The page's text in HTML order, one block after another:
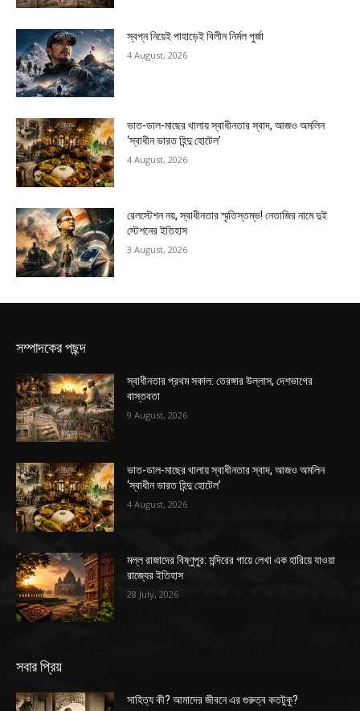
স্বপ্ন নিয়েই পাহাড়েই বিলীন নির্মল পুর্জা
4 August, 2026
ভাত-ডাল-মাছের থালায় স্বাধীনতার স্বাদ, আজও অমলিন
‘স্বাধীন ভারত হিন্দু হোটেল’
4 August, 2026
রেলস্টেশন নয়, স্বাধীনতার স্মৃতিস্তম্ভ! নেতাজির নামে দুই
স্টেশনের ইতিহাস
3 August, 2026
সম্পাদকের পছন্দ
স্বাধীনতার প্রথম সকাল: তেরঙ্গার উল্লাস, দেশভাগের
বাস্তবতা
9 August, 2026
ভাত-ডাল-মাছের থালায় স্বাধীনতার স্বাদ, আজও অমলিন
‘স্বাধীন ভারত হিন্দু হোটেল’
4 August, 2026
মল্ল রাজাদের বিষ্ণুপুর: মন্দিরের গায়ে লেখা এক হারিয়ে যাওয়া
রাজ্যের ইতিহাস
28 July, 2026
সবার প্রিয়
সাহিত্য কী? আমাদের জীবনে এর গুরুত্ব কতটুকু?